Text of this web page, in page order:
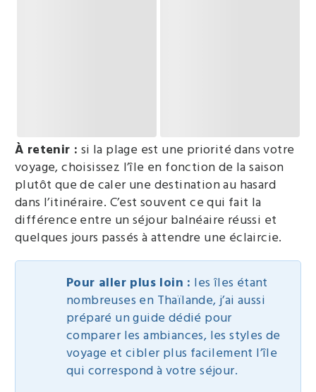
À retenir : si la plage est une priorité dans votre
voyage, choisissez l’île en fonction de la saison
plutôt que de caler une destination au hasard
dans l’itinéraire. C’est souvent ce qui fait la
différence entre un séjour balnéaire réussi et
quelques jours passés à attendre une éclaircie.
Pour aller plus loin : les îles étant
nombreuses en Thaïlande, j’ai aussi
préparé un guide dédié pour
comparer les ambiances, les styles de
voyage et cibler plus facilement l’île
qui correspond à votre séjour.